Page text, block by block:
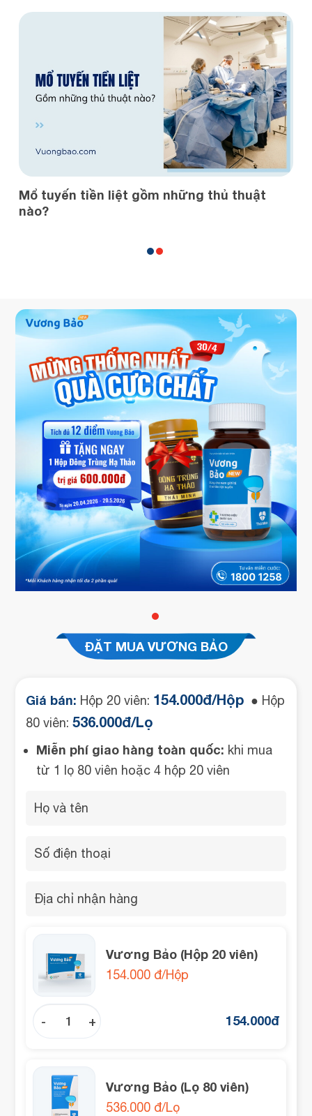
Mổ tuyến tiền liệt gồm những thủ thuật
nào?
ĐẶT MUA VƯƠNG BẢO
Giá bán: Hộp 20 viên: 154.000đ/Hộp ● Hộp
80 viên:536.000đ/Lọ
Miễn phí giao hàng toàn quốc: khi mua
từ 1 lọ 80 viên hoặc 4 hộp 20 viên
Vương Bảo (Hộp 20 viên)
154.000 đ/Hộp
+
- 154.000đ
Vương Bảo (Lọ 80 viên)
536.000 đ/Lọ